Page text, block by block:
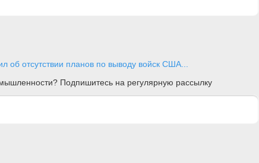
об отсутствии планов по выводу войск США...
Подпишитесь на регулярную рассылку